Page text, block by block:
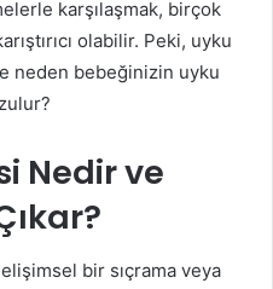
karşılaşmak, birçok
olabilir. Peki, uyku
neden bebeğinizin uyku
Nedir ve
bir sıçrama veya